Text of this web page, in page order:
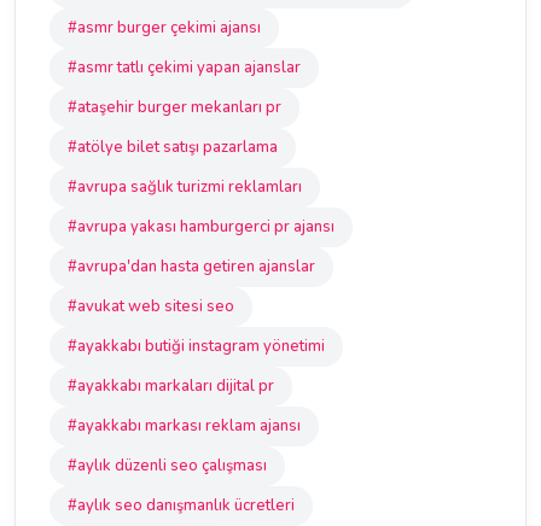
#asmr burger çekimi ajansı
#asmr tatlı çekimi yapan ajanslar
#ataşehir burger mekanları pr
#atölye bilet satışı pazarlama
#avrupa sağlık turizmi reklamları
#avrupa yakası hamburgerci pr ajansı
#avrupa'dan hasta getiren ajanslar
#avukat web sitesi seo
#ayakkabı butiği instagram yönetimi
#ayakkabı markaları dijital pr
#ayakkabı markası reklam ajansı
#aylık düzenli seo çalışması
#aylık seo danışmanlık ücretleri